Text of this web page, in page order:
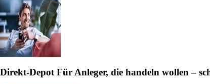
Direkt-Depot Für Anleger, die handeln wollen –